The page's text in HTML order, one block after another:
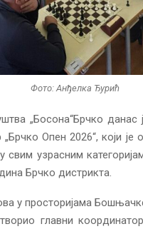
Фото: Анђелка Ђурић
„Босона“Брчко
Опен 2026“, који
свим узрасним
Брчко дистрикта.
у просторијама
главни